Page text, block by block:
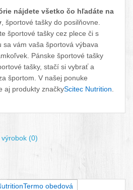
nájdete všetko čo hľadáte na
, športové tašky do posilňovne.
športové tašky cez plece či s
sa vám vaša športová výbava
Pánske športové tašky
tašky, stačí si vybrať a
športom. V našej ponuke
aj produkty značkyScitec Nutrition
(0)